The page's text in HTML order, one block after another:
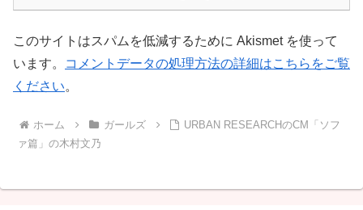
このサイトはスパムを低減するために Akismet を使って
います。
コメントデータの処理方法の詳細はこちらをご覧
ください。
ホーム ガールズ
URBAN RESEARCHのCM「ソフ
ァ篇」の木村文乃